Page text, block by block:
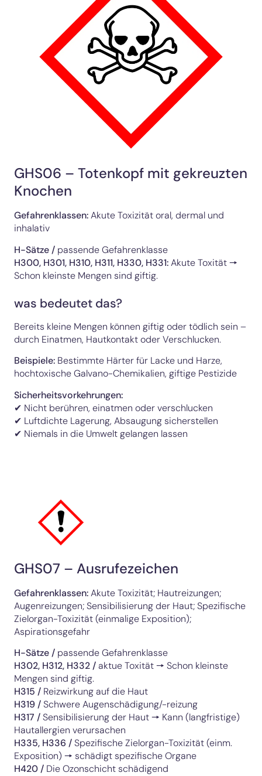
GHS06 – Totenkopf mit gekreuzten
Knochen
Gefahrenklassen:Akute Toxizität oral, dermal und
inhalativ
H-Sätze / passende Gefahrenklasse
H300, H301, H310, H311, H330, H331:Akute Toxität 🠖
Schon kleinste Mengen sind giftig.
was bedeutet das?
Bereits kleine Mengen können giftig oder tödlich sein –
durch Einatmen, Hautkontakt oder Verschlucken.
Beispiele: Bestimmte Härter für Lacke und Harze,
hochtoxische Galvano-Chemikalien, giftige Pestizide
Sicherheitsvorkehrungen:
✔ Nicht berühren, einatmen oder verschlucken
✔ Luftdichte Lagerung, Absaugung sicherstellen
✔ Niemals in die Umwelt gelangen lassen
GHS07 – Ausrufezeichen
Gefahrenklassen:Akute Toxizität; Hautreizungen;
Augenreizungen; Sensibilisierung der Haut; Spezifische
Zielorgan-Toxizität (einmalige Exposition);
Aspirationsgefahr
H-Sätze / passende Gefahrenklasse
H302, H312, H332/aktue Toxität 🠖 Schon kleinste
Mengen sind giftig.
H315 / Reizwirkung auf die Haut
H319/Schwere Augenschädigung/-reizung
H317 /Sensibilisierung der Haut 🠖 Kann (langfristige)
Hautallergien verursachen
H335, H336 /Spezifische Zielorgan-Toxizität (einm.
Exposition) 🠖 schädigt spezifische Organe
H420/ Die Ozonschicht schädigend